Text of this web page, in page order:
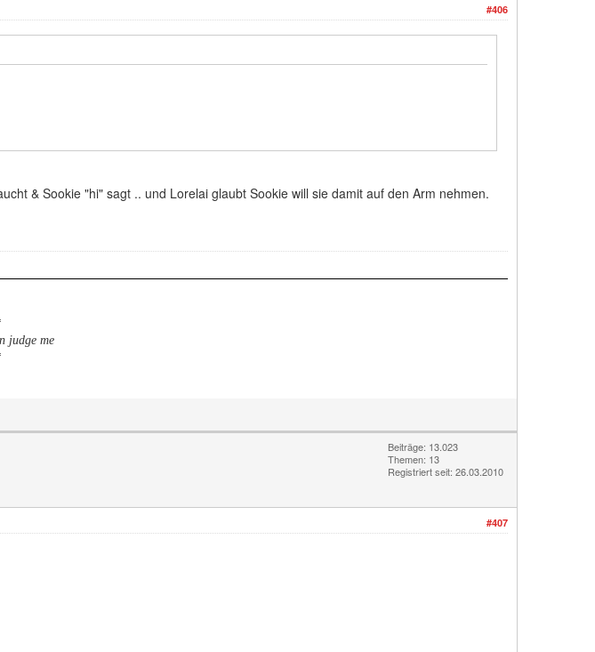
#406
& Sookie "hi" sagt .. und Lorelai glaubt Sookie will sie damit auf den Arm nehmen.
judge me
Beiträge: 13.023
Themen: 13
Registriert seit: 26.03.2010
#407